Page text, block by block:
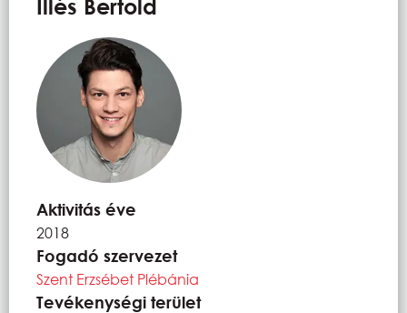
Illés Bertold
Aktivitás éve
2018
Fogadó szervezet
Szent Erzsébet Plébánia
Tevékenységi terület